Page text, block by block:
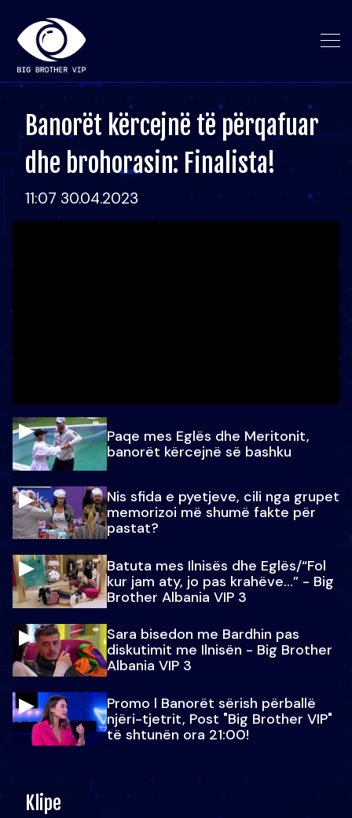
Banorët kërcejnë të përqafuar
dhe brohorasin: Finalista!
11:07 30.04.2023
Paqe mes Eglës dhe Meritonit,
banorët kërcejnë së bashku
Nis sfida e pyetjeve, cili nga grupet
memorizoi më shumë fakte për
pastat?
Batuta mes Ilnisës dhe Eglës/“Fol
kur jam aty, jo pas krahëve…” - Big
Brother Albania VIP 3
Sara bisedon me Bardhin pas
diskutimit me Ilnisën - Big Brother
Albania VIP 3
Promo l Banorët sërish përballë
njëri-tjetrit, Post "Big Brother VIP"
të shtunën ora 21:00!
Klipe